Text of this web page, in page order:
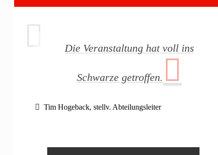
Die Veranstaltung hat voll ins
Schwarze getroffen.
Tim Hogeback, stellv. Abteilungsleiter